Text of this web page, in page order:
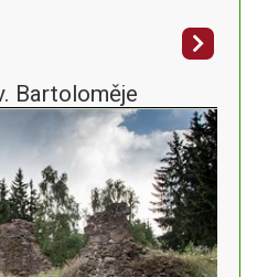
Bartoloměje